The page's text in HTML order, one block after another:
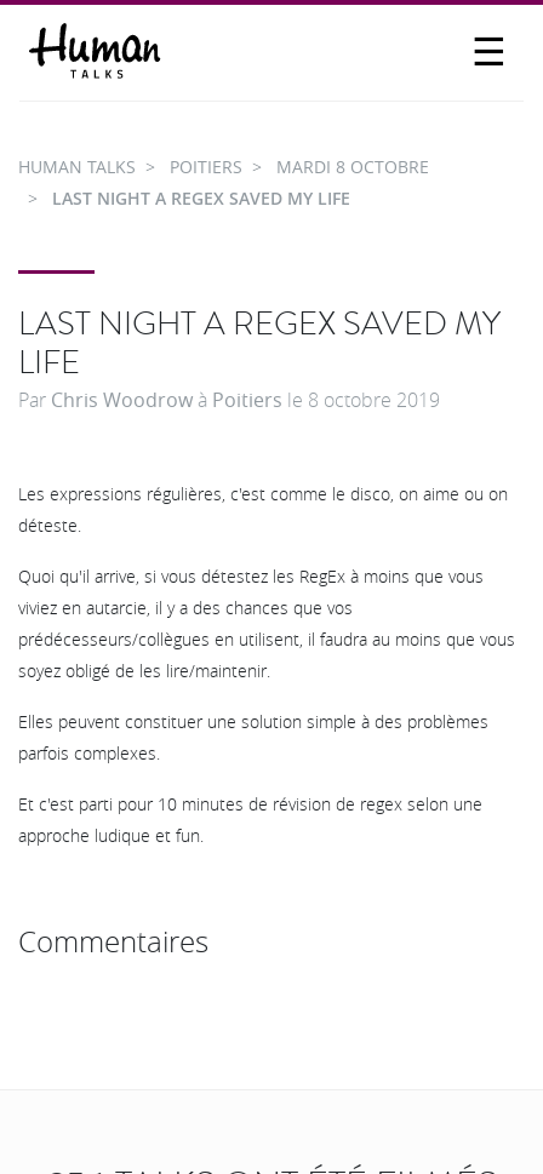
☰
PARTICIPER
HUMAN TALKS POITIERS
MARDI 8 OCTOBRE
LAST NIGHT A REGEX SAVED MY LIFE
LAST NIGHT A REGEX SAVED MY
LIFE
Par Chris Woodrow à Poitiers le 8 octobre 2019
Les expressions régulières, c'est comme le disco, on aime ou on
déteste.
Quoi qu'il arrive, si vous détestez les RegEx à moins que vous
viviez en autarcie, il y a des chances que vos
prédécesseurs/collègues en utilisent, il faudra au moins que vous
soyez obligé de les lire/maintenir.
Elles peuvent constituer une solution simple à des problèmes
parfois complexes.
Et c'est parti pour 10 minutes de révision de regex selon une
approche ludique et fun.
Commentaires